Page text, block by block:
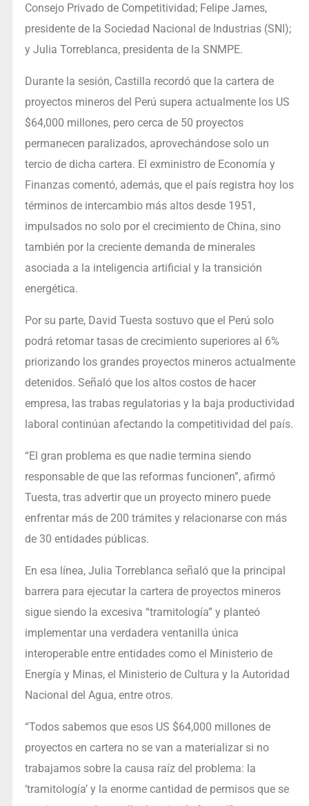
Consejo Privado de Competitividad; Felipe James,
presidente de la Sociedad Nacional de Industrias (SNI);
y Julia Torreblanca, presidenta de la SNMPE.
Durante la sesión, Castilla recordó que la cartera de
proyectos mineros del Perú supera actualmente los US
$64,000 millones, pero cerca de 50 proyectos
permanecen paralizados, aprovechándose solo un
tercio de dicha cartera. El exministro de Economía y
Finanzas comentó, además, que el país registra hoy los
términos de intercambio más altos desde 1951,
impulsados no solo por el crecimiento de China, sino
también por la creciente demanda de minerales
asociada a la inteligencia artificial y la transición
energética.
Por su parte, David Tuesta sostuvo que el Perú solo
podrá retomar tasas de crecimiento superiores al 6%
priorizando los grandes proyectos mineros actualmente
detenidos. Señaló que los altos costos de hacer
empresa, las trabas regulatorias y la baja productividad
laboral continúan afectando la competitividad del país.
“El gran problema es que nadie termina siendo
responsable de que las reformas funcionen”, afirmó
Tuesta, tras advertir que un proyecto minero puede
enfrentar más de 200 trámites y relacionarse con más
de 30 entidades públicas.
En esa línea, Julia Torreblanca señaló que la principal
barrera para ejecutar la cartera de proyectos mineros
sigue siendo la excesiva “tramitología” y planteó
implementar una verdadera ventanilla única
interoperable entre entidades como el Ministerio de
Energía y Minas, el Ministerio de Cultura y la Autoridad
Nacional del Agua, entre otros.
“Todos sabemos que esos US $64,000 millones de
proyectos en cartera no se van a materializar si no
trabajamos sobre la causa raíz del problema: la
‘tramitología’ y la enorme cantidad de permisos que se